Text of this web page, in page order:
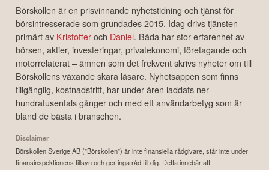
Börskollen är en prisvinnande nyhetstidning och tjänst för
börsintresserade som grundades 2015. Idag drivs tjänsten
primärt av Kristofferoch Daniel. Båda har stor erfarenhet av
börsen, aktier, investeringar, privatekonomi, företagande och
motorrelaterat – ämnen som det frekvent skrivs nyheter om till
Börskollens växande skara läsare. Nyhetsappen som finns
tillgänglig, kostnadsfritt, har under åren laddats ner
hundratusentals gånger och med ett användarbetyg som är
bland de bästa i branschen.
Disclaimer
Börskollen Sverige AB ("Börskollen") är inte finansiella rådgivare, står inte under
finansinspektionens tillsyn och ger inga råd till dig. Detta innebär att